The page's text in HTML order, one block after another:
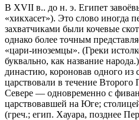
В XVII в.. до н. э. Египет
«хикхасет»). Это слово иногда
захватчиками были кочевые
однако более точным
«цари-иноземцы». (Греки
буквально, как название
династию, короновав одного из
царствовали в течение Второго
Севере — одновременно с
царствовавшей на Юге;
(греч.; егип. Хауара, позднее